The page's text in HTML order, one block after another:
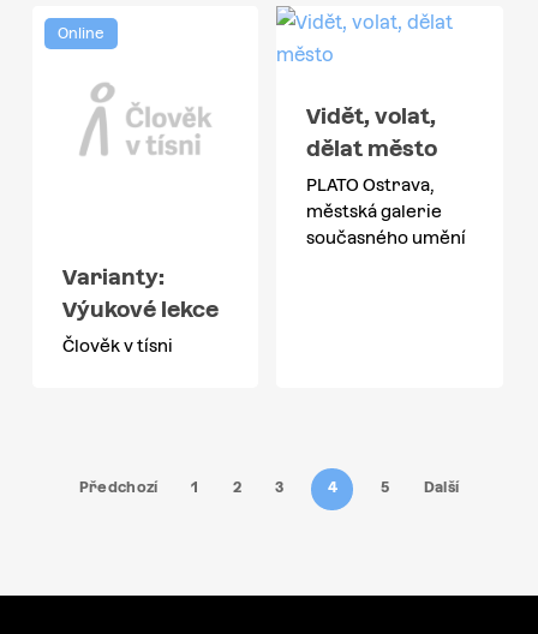
Online
Varianty:
Výukové lekce
Člověk v tísni
Vidět, volat,
dělat město
PLATO Ostrava,
městská galerie
současného umění
Předchozí 1 2 3 4 5 Další